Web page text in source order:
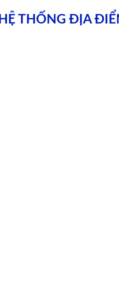
HỆ THỐNG ĐỊA